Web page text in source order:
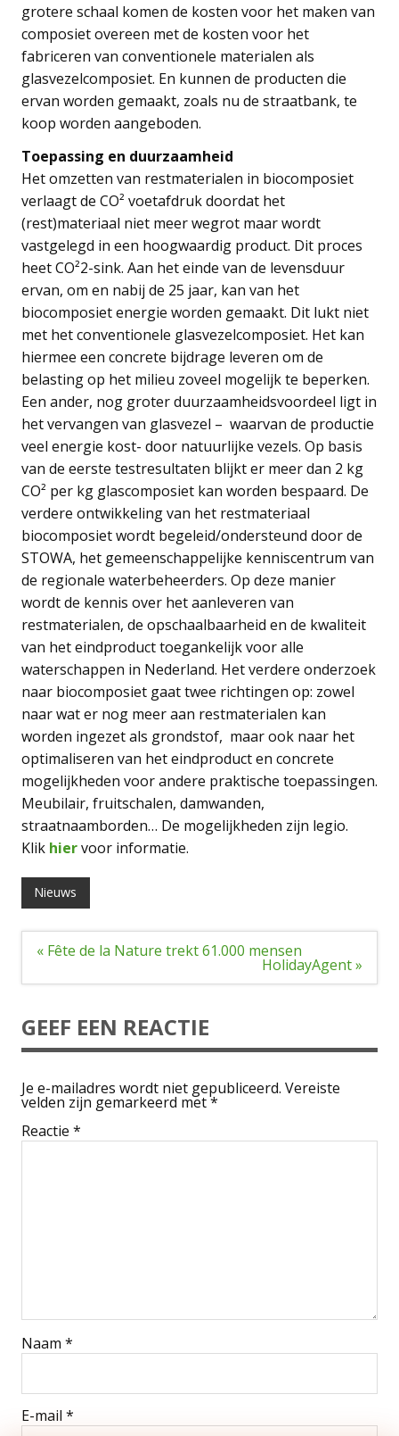
grotere schaal komen de kosten voor het maken van
composiet overeen met de kosten voor het
fabriceren van conventionele materialen als
glasvezelcomposiet. En kunnen de producten die
ervan worden gemaakt, zoals nu de straatbank, te
koop worden aangeboden.
Toepassing en duurzaamheid
Het omzetten van restmaterialen in biocomposiet
verlaagt de CO² voetafdruk doordat het
(rest)materiaal niet meer wegrot maar wordt
vastgelegd in een hoogwaardig product. Dit proces
heet CO²2-sink. Aan het einde van de levensduur
ervan, om en nabij de 25 jaar, kan van het
biocomposiet energie worden gemaakt. Dit lukt niet
met het conventionele glasvezelcomposiet. Het kan
hiermee een concrete bijdrage leveren om de
belasting op het milieu zoveel mogelijk te beperken.
Een ander, nog groter duurzaamheidsvoordeel ligt in
het vervangen van glasvezel – waarvan de productie
veel energie kost- door natuurlijke vezels. Op basis
van de eerste testresultaten blijkt er meer dan 2 kg
CO² per kg glascomposiet kan worden bespaard. De
verdere ontwikkeling van het restmateriaal
biocomposiet wordt begeleid/ondersteund door de
STOWA, het gemeenschappelijke kenniscentrum van
de regionale waterbeheerders. Op deze manier
wordt de kennis over het aanleveren van
restmaterialen, de opschaalbaarheid en de kwaliteit
van het eindproduct toegankelijk voor alle
waterschappen in Nederland. Het verdere onderzoek
naar biocomposiet gaat twee richtingen op: zowel
naar wat er nog meer aan restmaterialen kan
worden ingezet als grondstof, maar ook naar het
optimaliseren van het eindproduct en concrete
mogelijkheden voor andere praktische toepassingen.
Meubilair, fruitschalen, damwanden,
straatnaamborden… De mogelijkheden zijn legio.
Klik hiervoor informatie.
Nieuws
Bericht
« Fête de la Nature trekt 61.000 mensen
HolidayAgent »
GEEF EEN REACTIE
Je e-mailadres wordt niet gepubliceerd. Vereiste
velden zijn gemarkeerd met*
Reactie *
Naam *
E-mail*